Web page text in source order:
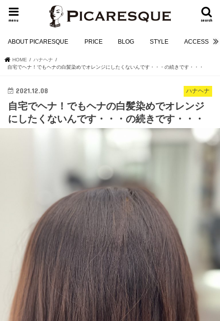
search
menu
ABOUT PICARESQUE PRICE BLOG STYLE ACCESS
HOME
ハナヘナ
自宅でヘナ！でもヘナの白髪染めでオレンジにしたくないんです・・・の続きです・・・
ハナヘナ
2021.12.08
自宅でヘナ！でもヘナの白髪染めでオレンジ
にしたくないんです・・・の続きです・・・